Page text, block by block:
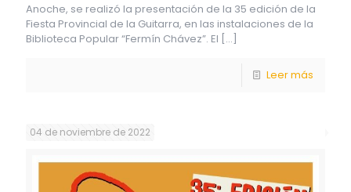
Anoche, se realizó la presentación de la 35 edición de la
Fiesta Provincial de la Guitarra, en las instalaciones de la
Biblioteca Popular “Fermín Chávez”. El […]
Leer más
04 de noviembre de 2022